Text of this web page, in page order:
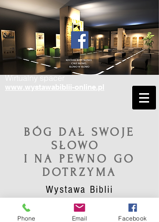
Wirtualny spacer
www.wystawabiblii-online.pl
BÓG DAŁ SWOJE
SŁOWO
I NA PEWNO GO
DOTRZYMA
Wystawa Biblii
Phone Email Facebook